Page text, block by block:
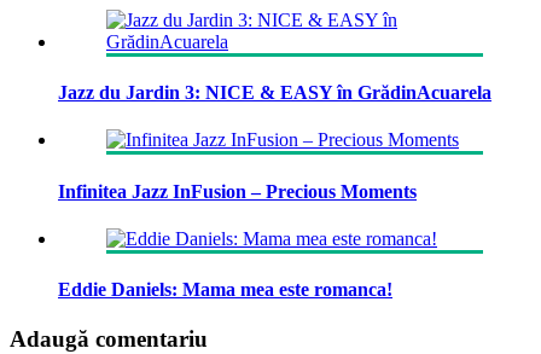
Jazz du Jardin 3: NICE & EASY în GrădinAcuarela
Infinitea Jazz InFusion – Precious Moments
Eddie Daniels: Mama mea este romanca!
Adaugă comentariu